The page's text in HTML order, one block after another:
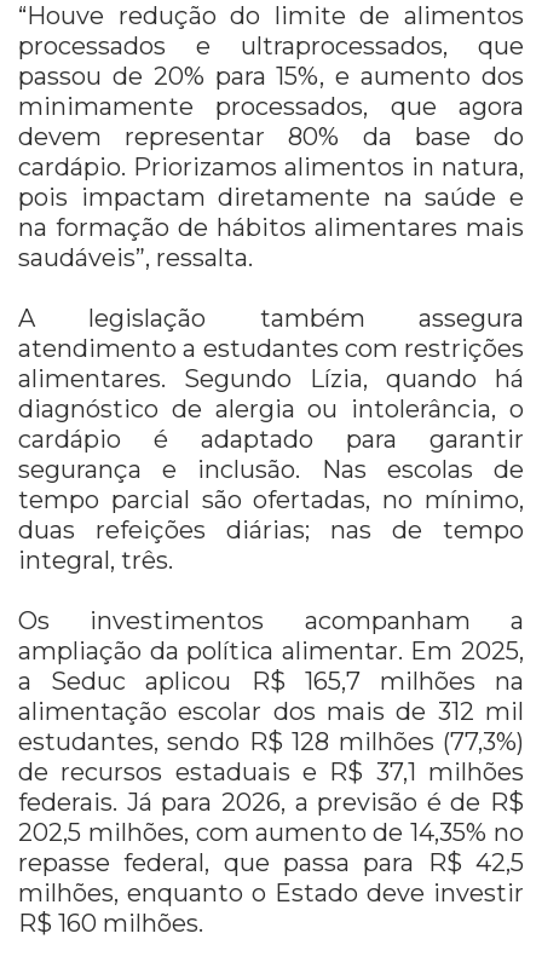
“Houve redução do limite de alimentos
processados e ultraprocessados, que
passou de 20% para 15%, e aumento dos
minimamente processados, que agora
devem representar 80% da base do
cardápio. Priorizamos alimentos in natura,
pois impactam diretamente na saúde e
na formação de hábitos alimentares mais
saudáveis”, ressalta.
A legislação também assegura
atendimento a estudantes com restrições
alimentares. Segundo Lízia, quando há
diagnóstico de alergia ou intolerância, o
cardápio é adaptado para garantir
segurança e inclusão. Nas escolas de
tempo parcial são ofertadas, no mínimo,
duas refeições diárias; nas de tempo
integral, três.
Os investimentos acompanham a
ampliação da política alimentar. Em 2025,
a Seduc aplicou R$ 165,7 milhões na
alimentação escolar dos mais de 312 mil
estudantes, sendo R$ 128 milhões (77,3%)
de recursos estaduais e R$ 37,1 milhões
federais. Já para 2026, a previsão é de R$
202,5 milhões, com aumento de 14,35% no
repasse federal, que passa para R$ 42,5
milhões, enquanto o Estado deve investir
R$ 160 milhões.